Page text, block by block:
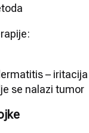
–
se nalazi tumor